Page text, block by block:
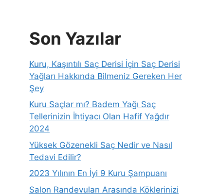
Son Yazılar
Kuru, Kaşıntılı Saç Derisi İçin Saç Derisi
Yağları Hakkında Bilmeniz Gereken Her
Şey
Kuru Saçlar mı? Badem Yağı Saç
Tellerinizin İhtiyacı Olan Hafif Yağdır
2024
Yüksek Gözenekli Saç Nedir ve Nasıl
Tedavi Edilir?
2023 Yılının En İyi 9 Kuru Şampuanı
Salon Randevuları Arasında Köklerinizi